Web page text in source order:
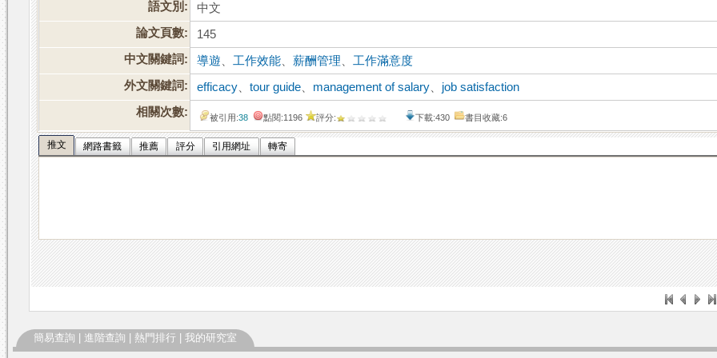
語文別:
中文
論文頁數:
145
中文關鍵詞:
導遊 工作效能 、薪酬管理
工作滿意度
外文關鍵詞:
efficacy 、tour guide management of salary
job satisfaction
相關次數:
被引用:38 點閱:1196 評分: 下載:430 書目收藏:6
推文 網路書籤 推薦 評分 引用網址 轉寄
簡易查詢 進階查詢 熱門排行 我的研究室